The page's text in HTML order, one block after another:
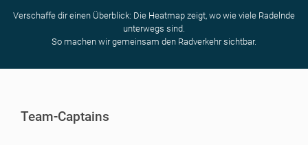
Verschaffe dir einen Überblick: Die Heatmap zeigt, wo wie viele Radelnde
unterwegs sind.
So machen wir gemeinsam den Radverkehr sichtbar.
Team-Captains